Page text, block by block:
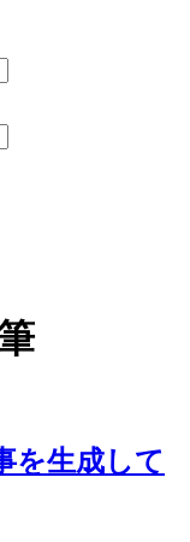
を生成して